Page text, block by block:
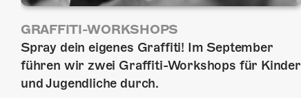
GRAFFITI-WORKSHOPS
Spray dein eigenes Graffiti! Im September
führen wir zwei Graffiti-Workshops für Kinder
und Jugendliche durch.